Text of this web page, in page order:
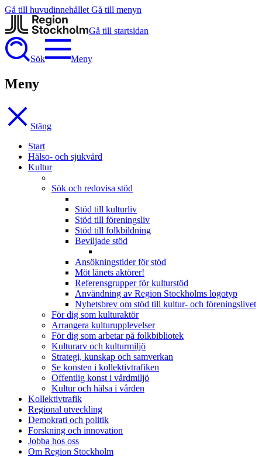
Gå till huvudinnehållet Gå till menyn
Gå till startsidan
Sök Meny
Meny
Stäng
Start
Hälso- och sjukvård
Kultur
Sök och redovisa stöd
Stöd till kulturliv
Stöd till föreningsliv
Stöd till folkbildning
Beviljade stöd
Ansökningstider för stöd
Möt länets aktörer!
Referensgrupper för kulturstöd
Användning av Region Stockholms logotyp
Nyhetsbrev om stöd till kultur- och föreningslivet
För dig som kulturaktör
Arrangera kulturupplevelser
För dig som arbetar på folkbibliotek
Kulturarv och kulturmiljö
Strategi, kunskap och samverkan
Se konsten i kollektivtrafiken
Offentlig konst i vårdmiljö
Kultur och hälsa i vården
Kollektivtrafik
Regional utveckling
Demokrati och politik
Forskning och innovation
Jobba hos oss
Om Region Stockholm